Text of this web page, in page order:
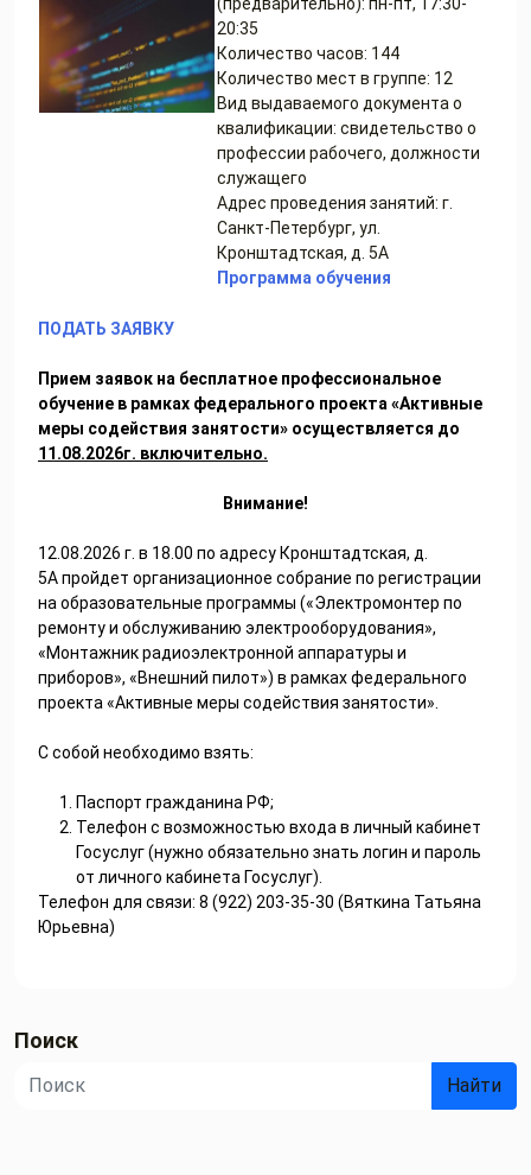
(предварительно): пн-пт, 17:30-
20:35
Количество часов: 144
Количество мест в группе: 12
Вид выдаваемого документа о
квалификации: свидетельство о
профессии рабочего, должности
служащего
Адрес проведения занятий: г.
Санкт-Петербург, ул.
Кронштадтская, д. 5А
Программа обучения
ПОДАТЬ ЗАЯВКУ
Прием заявок на бесплатное профессиональное
обучение в рамках федерального проекта «Активные
меры содействия занятости» осуществляется до
11.08.2026г. включительно.
Внимание!
12.08.2026 г. в 18.00 по адресу Кронштадтская, д.
5Апройдет организационное собрание по регистрации
на образовательные программы («Электромонтер по
ремонту и обслуживанию электрооборудования»,
«Монтажник радиоэлектронной аппаратуры и
приборов», «Внешний пилот») в рамкахфедерального
проекта «Активные меры содействия занятости».
С собой необходимо взять:
Паспорт гражданина РФ;
Телефон с возможностью входа в личный кабинет
Госуслуг(нужно обязательно знать логин и пароль
от личного кабинета Госуслуг).
Телефон для связи: 8 (922) 203-35-30 (Вяткина Татьяна
Юрьевна)
Поиск
Найти